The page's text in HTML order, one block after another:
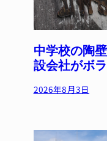
中学校の陶
設会社がボ
2026年8月3日